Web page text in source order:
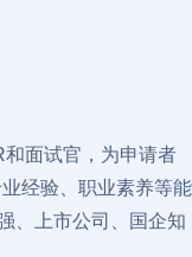
面试官，为申请者
经验、职业素养等能
、上市公司、国企知